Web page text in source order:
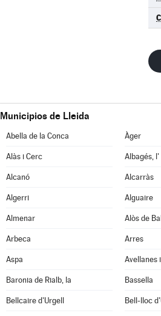
Municipios de Lleida
Abella de la Conca Àger
Alàs i Cerc Albagés, l'
Alcanó Alcarràs
Algerri Alguaire
Almenar Alòs de
Arbeca Arres
Aspa Avellanes
Baronia de Rialb, la Bassella
Bellcaire d'Urgell Bell-lloc